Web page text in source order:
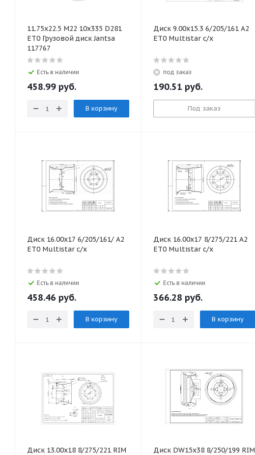
11.75x22.5 М22 10x335 D281
ET0 Грузовой диск Jantsa
117767
Есть в наличии
458.99 руб.
В корзину
Диск 9.00х15.3 6/205/161 А2
ЕТ0 Multistar с/х
под заказ
190.51 руб.
Под заказ
Диск 16.00х17 6/205/161/ А2
ЕТ0 Multistar с/х
Есть в наличии
458.46 руб.
В корзину
Диск 16.00х17 8/275/221 А2
ЕТ0 Multistar с/х
Есть в наличии
366.28 руб.
В корзину
Диск 13.00x18 8/275/221 RIM
Диск DW15x38 8/250/199 RIM